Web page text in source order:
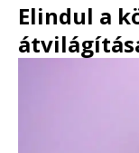
Elindul a